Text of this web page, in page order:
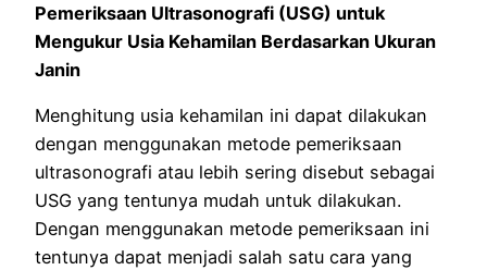
Pemeriksaan Ultrasonografi (USG) untuk
Mengukur Usia Kehamilan Berdasarkan Ukuran
Janin
Menghitung usia kehamilan ini dapat dilakukan
dengan menggunakan metode pemeriksaan
ultrasonografi atau lebih sering disebut sebagai
USG yang tentunya mudah untuk dilakukan.
Dengan menggunakan metode pemeriksaan ini
tentunya dapat menjadi salah satu cara yang